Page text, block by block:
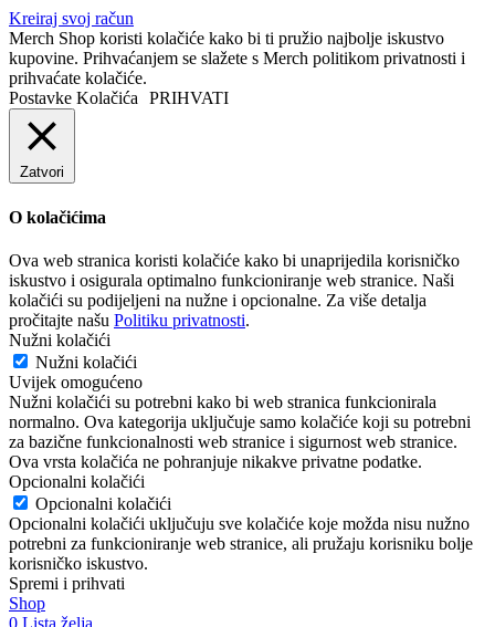
Kreiraj svoj račun
Merch Shop koristi kolačiće kako bi ti pružio najbolje iskustvo
kupovine. Prihvaćanjem se slažete s Merch politikom privatnosti i
prihvaćate kolačiće.
Postavke Kolačića PRIHVATI
Zatvori
O kolačićima
Ova web stranica koristi kolačiće kako bi unaprijedila korisničko
iskustvo i osigurala optimalno funkcioniranje web stranice. Naši
kolačići su podijeljeni na nužne i opcionalne. Za više detalja
pročitajte našu Politiku privatnosti.
Nužni kolačići
Nužni kolačići
Uvijek omogućeno
Nužni kolačići su potrebni kako bi web stranica funkcionirala
normalno. Ova kategorija uključuje samo kolačiće koji su potrebni
za bazične funkcionalnosti web stranice i sigurnost web stranice.
Ova vrsta kolačića ne pohranjuje nikakve privatne podatke.
Opcionalni kolačići
Opcionalni kolačići
Opcionalni kolačići uključuju sve kolačiće koje možda nisu nužno
potrebni za funkcioniranje web stranice, ali pružaju korisniku bolje
korisničko iskustvo.
Spremi i prihvati
Shop
0 Lista želja